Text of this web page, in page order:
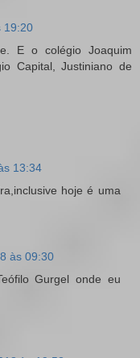
19:20
E o colégio Joaquim
Capital, Justiniano de
13:34
hoje é uma
às 09:30
Gurgel onde eu